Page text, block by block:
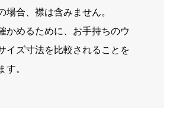
場合、襟は含みません。
かめるために、お手持ちのウ
イズ寸法を比較されることを
す。